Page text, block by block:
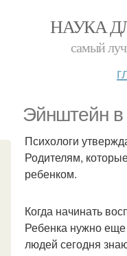
НАУКА
самый
Эйнштейн в
Психологи
Родителям,
ребенком.
Когда начинать
Ребенка нужно еще
людей сегодня